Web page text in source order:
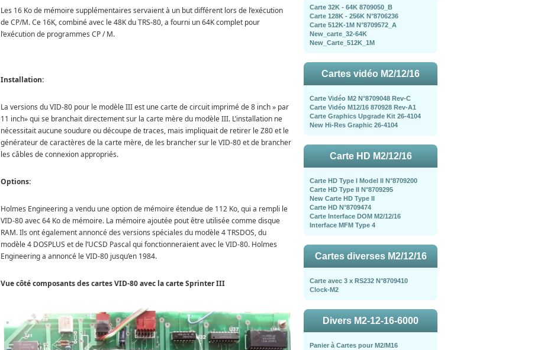
Les 16 Ko de mémoire supplémentaires servaient à un but différent lors de l’exécution
de CP/M. Ce 16K, combiné avec le 48K du TRS-80, a fourni un 64K complet pour
l’exécution de programmes CP / M.
Installation:
La versions du VID-80 pour le modèle III est une carte de circuit imprimé de 8 inch » par
11 inch» qui se branchait directement sur la carte mère du modèle III. L’installation ne
nécessitait aucune soudure ou découpe de traces, mais impliquait de retirer le Z80 et le
générateur de caractères de la carte mère, de les brancher sur le VID-80 et de brancher
les câbles de connexion appropriés.
Options:
Holmes Engineering a vendu une option de mémoire étendue de 112 Ko, qui a rempli le
VID-80 avec 64 Ko de mémoire. La mémoire ajoutée pout être utilisée comme disque
RAM. Ils ont également annoncé des versions spéciales du modèle 4 TRSDOS, du
modèle 4 DOSPLUS et de l’UCSD Pascal qui fonctionneraient avec le VID-80. Holmes
Engineering a annoncé le VID-80 jusqu’en 1984.
Vue côté composants des cartes VID-80 avec la carte Sprinter III
Carte 32K - 64K 8709050_B
Carte 128K - 256K N°8706236
Carte 512K-1M N°8709572_A
New_carte_32-64K
New_Carte_512K_1M
Cartes vidéo M2/12/16
Carte Vidéo M2 N°8709048 Rev-C
Carte Vidéo M12/16 870928 Rev-A1
Carte Graphics Upgrade Kit 26-4104
New Hi-Res Graphic 26-4104
Carte HD M2/12/16
Carte HD Type I Model II N°8709200
Carte HD Type II N°8709295
New Carte HD Type II
Carte HD N°8709474
Carte Interface DOM M2/12/16
Interface MFM Type 4
Cartes diverses M2/12/16
Carte avec 3 x RS232 N°8709410
Clock-M2
Divers M2-12-16-6000
Panier à Cartes pour M2/M16